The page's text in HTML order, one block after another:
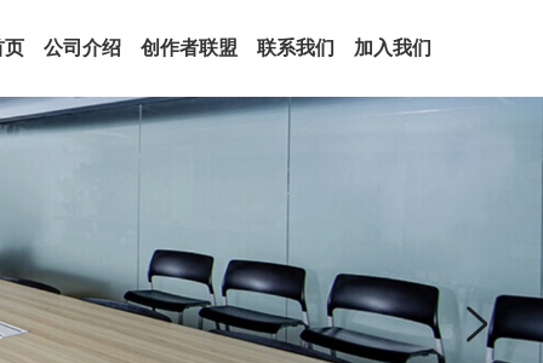
页 公司介绍 创作者联盟 联系我们 加入我们